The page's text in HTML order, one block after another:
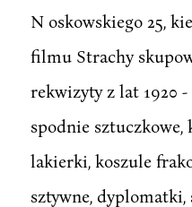
N oskowskiego 25,
filmu Strachy
rekwizyty z lat 1920 -
spodnie sztuczkowe,
lakierki, koszule
sztywne, dyplomatki,